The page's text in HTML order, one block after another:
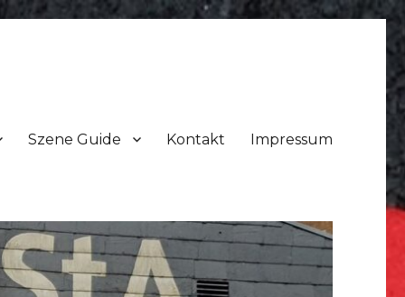
Szene Guide Kontakt Impressum